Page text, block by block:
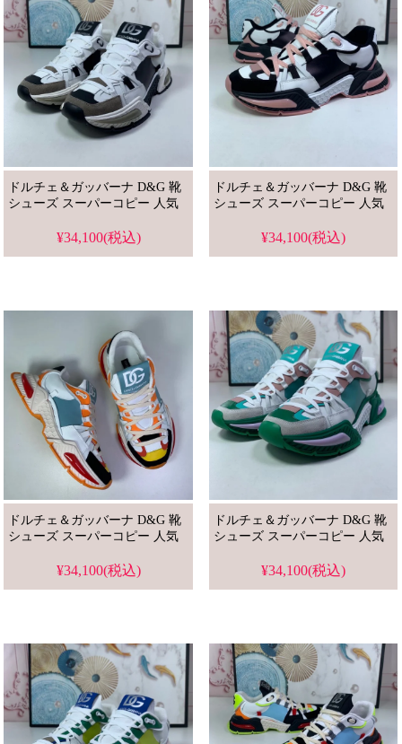
ドルチェ＆ガッバーナ D&G 靴
シューズ スーパーコピー 人気
¥34,100(税込)
ドルチェ＆ガッバーナ D&G 靴
シューズ スーパーコピー 人気
¥34,100(税込)
ドルチェ＆ガッバーナ D&G 靴
シューズ スーパーコピー 人気
¥34,100(税込)
ドルチェ＆ガッバーナ D&G 靴
シューズ スーパーコピー 人気
¥34,100(税込)